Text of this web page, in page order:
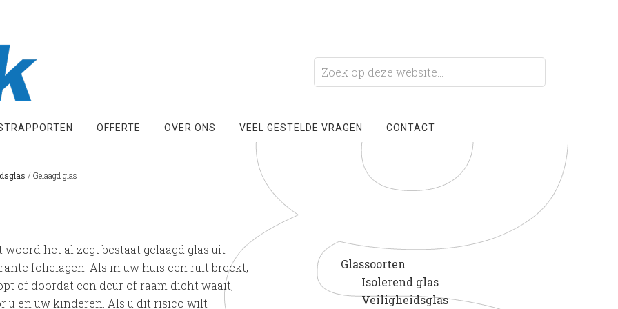
OFFERTE OVER ONS VEEL GESTELDE VRAGEN CONTACT
/ Gelaagd glas
het al zegt bestaat gelaagd glas uit
folielagen. Als in uw huis een ruit breekt,
of doordat een deur of raam dicht waait,
u en uw kinderen. Als u dit risico wilt
Glassoorten
Isolerend glas
Veiligheidsglas